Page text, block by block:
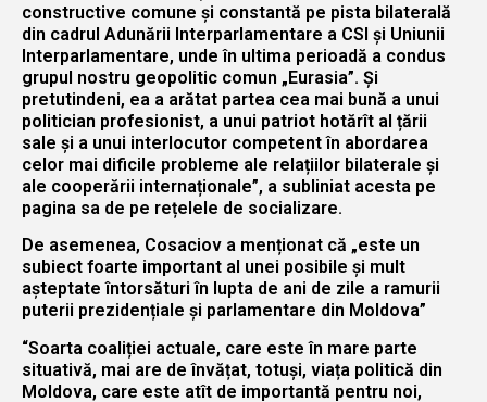
constructive comune și constantă pe pista bilaterală
din cadrul Adunării Interparlamentare a CSI și Uniunii
Interparlamentare, unde în ultima perioadă a condus
grupul nostru geopolitic comun „Eurasia”. Și
pretutindeni, ea a arătat partea cea mai bună a unui
politician profesionist, a unui patriot hotărît al țării
sale și a unui interlocutor competent în abordarea
celor mai dificile probleme ale relațiilor bilaterale și
ale cooperării internaționale”, a subliniat acesta pe
pagina sa de pe rețelele de socializare.
De asemenea, Cosaciov a menționat că „este un
subiect foarte important al unei posibile și mult
așteptate întorsături în lupta de ani de zile a ramurii
puterii prezidențiale și parlamentare din Moldova”
“Soarta coaliției actuale, care este în mare parte
situativă, mai are de învățat, totuși, viața politică din
Moldova, care este atît de importantă pentru noi,